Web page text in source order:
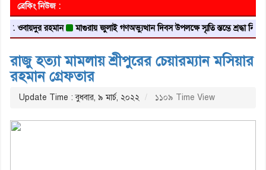
ব্রেকিং নিউজ :
রহমান মাগুরায় জুলাই গণঅভ্যুত্থান দিবস উপলক্ষে স্মৃতি স্তম্ভে শ্রদ্ধা নিবেদন
রাজু হত্যা মামলায় শ্রীপুরের চেয়ারম্যান মসিয়ার
রহমান গ্রেফতার
Update Time : বুধবার, ৯ মার্চ, ২০২২ ১১০৯ Time View